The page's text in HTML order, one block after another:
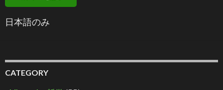
日本語のみ
CATEGORY